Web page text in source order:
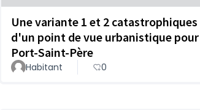
Une variante 1 et 2 catastrophiques
d'un point de vue urbanistique pour
Port-Saint-Père
Habitant 0